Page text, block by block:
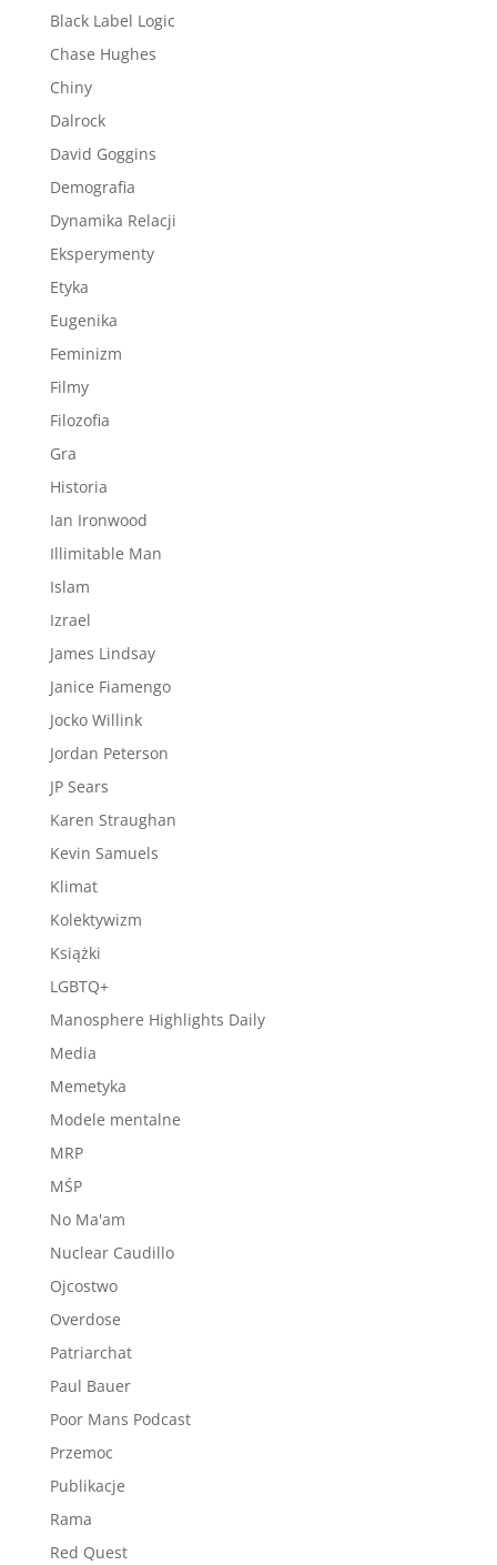
Black Label Logic
Chase Hughes
Chiny
Dalrock
David Goggins
Demografia
Dynamika Relacji
Eksperymenty
Etyka
Eugenika
Feminizm
Filmy
Filozofia
Gra
Historia
Ian Ironwood
Illimitable Man
Islam
Izrael
James Lindsay
Janice Fiamengo
Jocko Willink
Jordan Peterson
JP Sears
Karen Straughan
Kevin Samuels
Klimat
Kolektywizm
Książki
LGBTQ+
Manosphere Highlights Daily
Media
Memetyka
Modele mentalne
MRP
MŚP
No Ma'am
Nuclear Caudillo
Ojcostwo
Overdose
Patriarchat
Paul Bauer
Poor Mans Podcast
Przemoc
Publikacje
Rama
Red Quest